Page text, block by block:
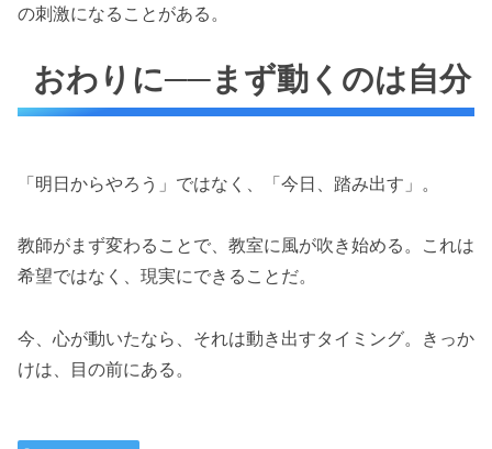
の刺激になることがある。
おわりに──まず動くのは自分
「明日からやろう」ではなく、「今日、踏み出す」。
教師がまず変わることで、教室に風が吹き始める。これは
希望ではなく、現実にできることだ。
今、心が動いたなら、それは動き出すタイミング。きっか
けは、目の前にある。